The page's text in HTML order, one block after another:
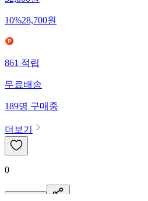
32,000원
10%28,700원
861적립
무료배송
189명구매중
더보기